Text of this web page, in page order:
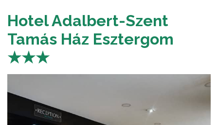
Hotel Adalbert-Szent
Tamás Ház Esztergom
★★★